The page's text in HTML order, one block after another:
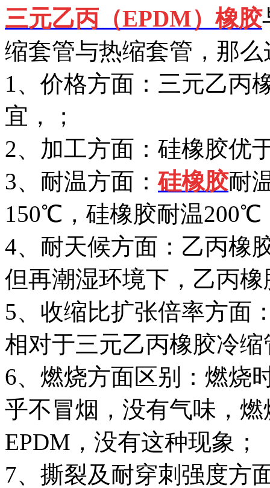
三元乙丙（EPDM）橡胶
缩套管与热缩套管，那
1、价格方面：三元乙丙
宜，；
2、加工方面：硅橡胶优
3、耐温方面：硅橡胶耐
150℃，硅橡胶耐温200℃
4、耐天候方面：乙丙橡
但再潮湿环境下，乙丙
5、收缩比扩张倍率方面
相对于三元乙丙橡胶冷
6、燃烧方面区别：燃烧
乎不冒烟，没有气味，
EPDM，没有这种现象；
7、撕裂及耐穿刺强度方